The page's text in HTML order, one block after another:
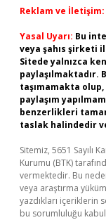
Reklam ve İletişim:
Yasal Uyarı: Bu
veya şahıs şirketi
Sitede yalnızca
taşımamakta
paylaşım
benzerlikleri
taslak halindedir
Sitemiz, 5651 Sayılı
Kurumu (BTK)
vermektedir. Bu
veya araştırma
yazdıkları içeriklerin
bu sorumluluğu kabul